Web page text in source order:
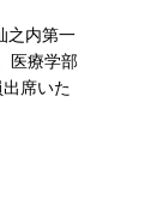
之内第一
医療学部
席いた